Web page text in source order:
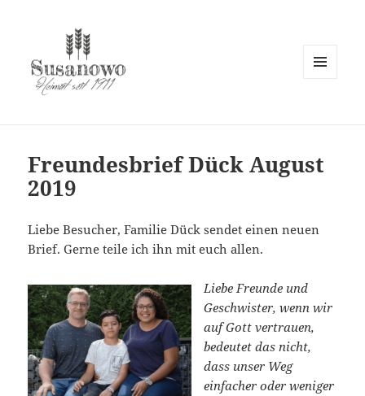
Freundesbrief Dück August
2019
Liebe Besucher, Familie Dück sendet einen neuen
Brief. Gerne teile ich ihn mit euch allen.
Liebe Freunde und
Geschwister, wenn wir
auf Gott vertrauen,
bedeutet das nicht,
dass unser Weg
einfacher oder weniger